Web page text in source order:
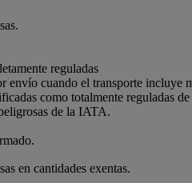
reguladas
envío cuando el transporte incluye
como totalmente reguladas
de la IATA.
en cantidades exentas.